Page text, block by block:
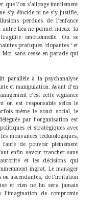
que l’on s’allonge inutilement
s’y élucide ni ne s’y justifie,
perdues de l’enfance
autre lieu ne permet mieux la
émotionnelle. On se
pratiques ‘dopantes ‘ et
sans cesse en parade qui
parallèle à la psychanalyse
et manipulation. Avant d’en
c’est cette vigilance
on est responsable selon le
même le souci social, le
par l’organisation est
et stratégiques avec
mouvances technologiques,
de pouvoir pleinement
enfin savoir trancher sans
et les décisions qui
ingrat. Le manager
ou ascendantes, de l’irritation
et rien ne lui sera jamais
de compromis